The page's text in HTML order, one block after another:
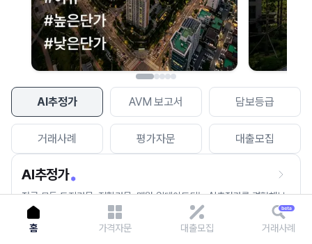
AI추정가 AVM 보고서 담보등급
거래사례 평가자문 대출모집
AI추정가
전국 모든 토지건물, 집합건물, 매월 업데이트되는 AI추정가를 경험해보
세요.
홈 가격자문 대출모집 거래사례